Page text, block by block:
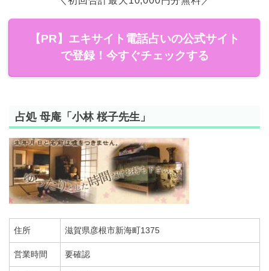
【PR】エキサイト電話占いの公式サイト
で登録！今すぐチェックする
占処 母庵「小林 桜子先生」
住所 滋賀県彦根市新海町1375
営業時間 要確認